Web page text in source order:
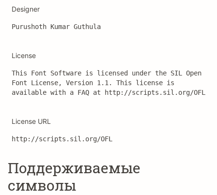
Designer
Purushoth Kumar Guthula
License
This Font Software is licensed under the SIL Open
Font License, Version 1.1. This license is
available with a FAQ at http://scripts.sil.org/OFL
License URL
http://scripts.sil.org/OFL
Поддерживаемые
символы